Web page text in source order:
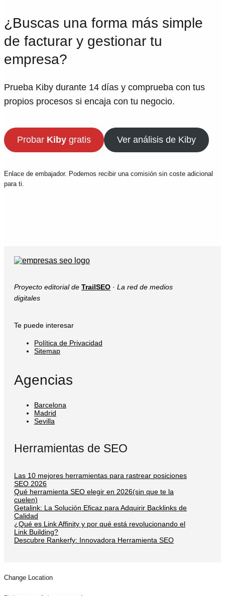
¿Buscas una forma más simple
de facturar y gestionar tu
empresa?
Prueba Kiby durante 14 días y comprueba con tus
propios procesos si encaja con tu negocio.
Probar Kibygratis Ver análisis de Kiby
Enlace de embajador. Podemos recibir una comisión sin coste adicional
para ti.
Proyecto editorial de TrailSEO · La red de medios
digitales
Te puede interesar
Política de Privacidad
Sitemap
Agencias
Barcelona
Madrid
Sevilla
Herramientas de SEO
Las 10 mejores herramientas para rastrear posiciones
SEO 2026
Qué herramienta SEO elegir en 2026(sin que te la
cuelen)
Getalink: La Solución Eficaz para Adquirir Backlinks de
Calidad
¿Qué es Link Affinity y por qué está revolucionando el
Link Building?
Descubre Rankerfy: Innovadora Herramienta SEO
Change Location